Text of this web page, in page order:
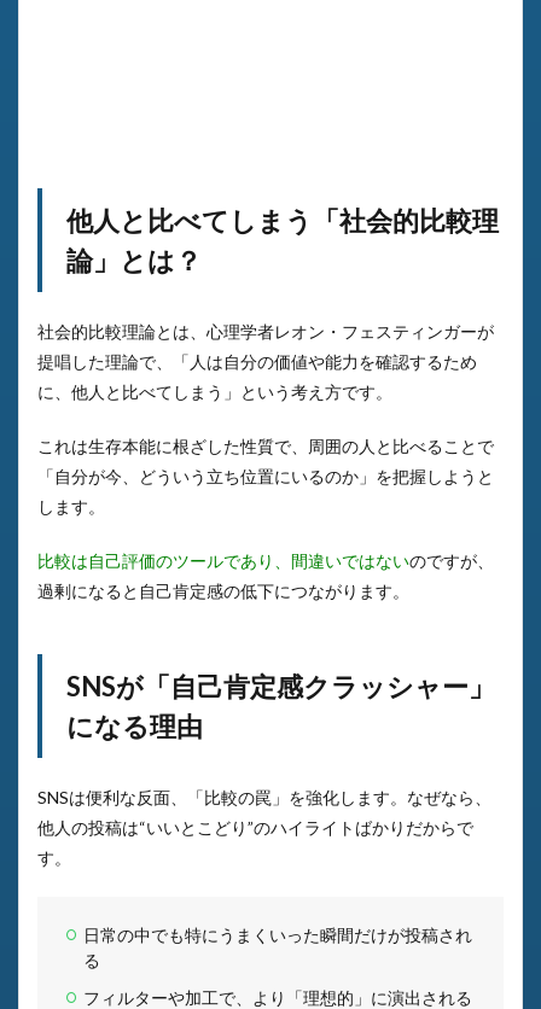
他人と比べてしまう「社会的比較理
論」とは？
社会的比較理論とは、心理学者レオン・フェスティンガーが
提唱した理論で、「人は自分の価値や能力を確認するため
に、他人と比べてしまう」という考え方です。
これは生存本能に根ざした性質で、周囲の人と比べることで
「自分が今、どういう立ち位置にいるのか」を把握しようと
します。
比較は自己評価のツールであり、間違いではないのですが、
過剰になると自己肯定感の低下につながります。
SNSが「自己肯定感クラッシャー」
になる理由
SNSは便利な反面、「比較の罠」を強化します。なぜなら、
他人の投稿は“いいとこどり”のハイライトばかりだからで
す。
日常の中でも特にうまくいった瞬間だけが投稿され
る
フィルターや加工で、より「理想的」に演出される